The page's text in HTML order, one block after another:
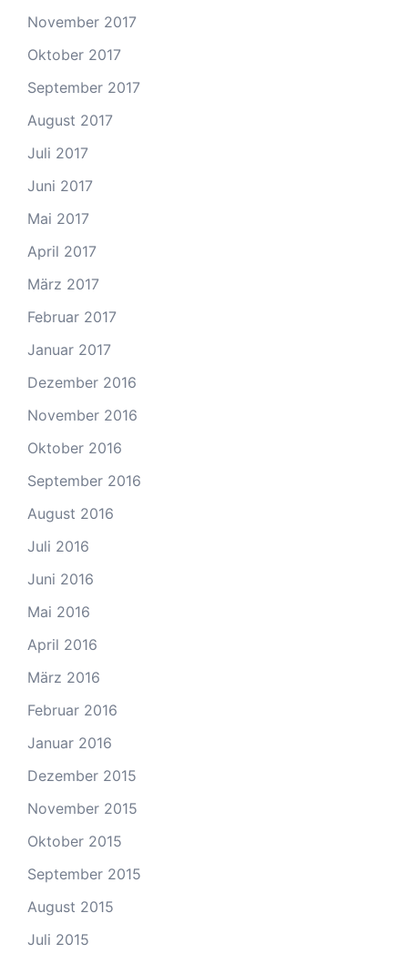
November 2017
Oktober 2017
September 2017
August 2017
Juli 2017
Juni 2017
Mai 2017
April 2017
März 2017
Februar 2017
Januar 2017
Dezember 2016
November 2016
Oktober 2016
September 2016
August 2016
Juli 2016
Juni 2016
Mai 2016
April 2016
März 2016
Februar 2016
Januar 2016
Dezember 2015
November 2015
Oktober 2015
September 2015
August 2015
Juli 2015